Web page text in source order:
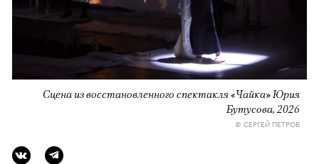
Сцена из восстановленного спектакля «Чайка» Юрия
Бутусова, 2026
© СЕРГЕЙ ПЕТРОВ